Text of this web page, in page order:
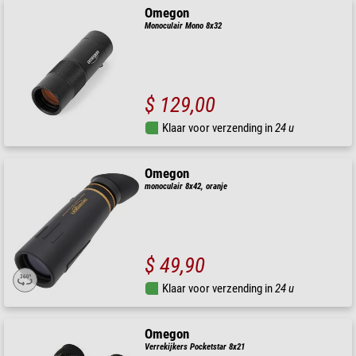
Omegon
Monoculair Mono 8x32
$ 129,00
Klaar voor verzending in24 u
Omegon
monoculair 8x42, oranje
$ 49,90
Klaar voor verzending in24 u
Omegon
Verrekijkers Pocketstar 8x21